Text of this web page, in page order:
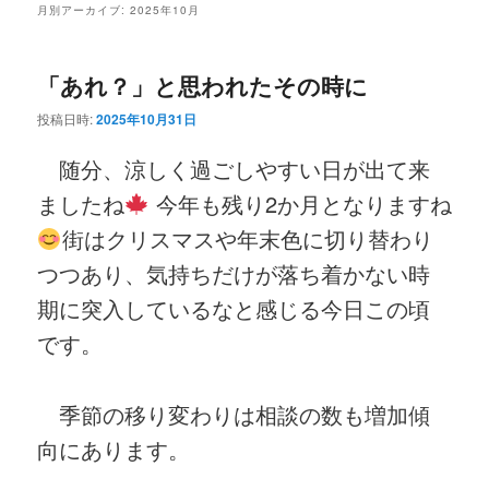
ン
ン
ツ
へ
移
テ
ツ
へ
移
動
月別アーカイブ:2025年10月
「あれ？」と思われたその時に
投稿日時:2025年10月31日
随分、涼しく過ごしやすい日が出て来
ましたね
今年も残り2か月となりますね
街はクリスマスや年末色に切り替わり
つつあり、気持ちだけが落ち着かない時
期に突入しているなと感じる今日この頃
です。
季節の移り変わりは相談の数も増加傾
向にあります。